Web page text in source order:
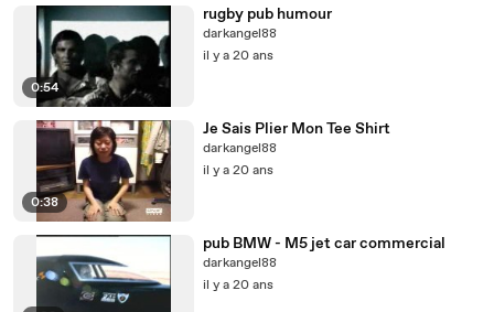
0:54
rugby pub humour
darkangel88
il y a 20 ans
0:38
Je Sais Plier Mon Tee Shirt
darkangel88
il y a 20 ans
pub BMW - M5 jet car commercial
darkangel88
il y a 20 ans